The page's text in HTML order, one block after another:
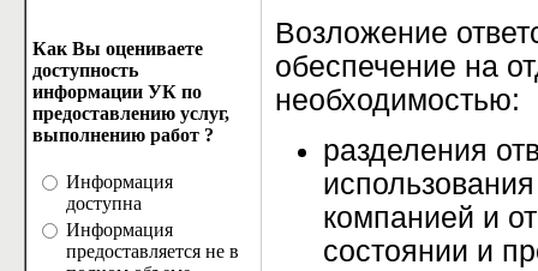
Как Вы оцениваете
доступность
информации УК по
предоставлению услуг,
выполнению работ ?
Информация
доступна
Информация
предоставляется не в
Возложение
обеспечение на
необходимостью:
разделения
компанией и
состоянии и